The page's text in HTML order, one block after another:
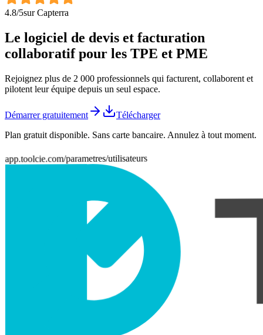
4.8/5sur Capterra
Le logiciel de devis et facturation
collaboratif pour les TPE et PME
Rejoignez plus de 2 000 professionnels qui facturent, collaborent et
pilotent leur équipe depuis un seul espace.
Démarrer gratuitement
Télécharger
Plan gratuit disponible. Sans carte bancaire. Annulez à tout moment.
app.toolcie.com/parametres/utilisateurs